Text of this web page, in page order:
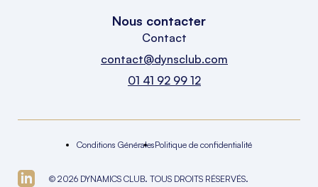
Nous contacter
Contact
contact@dynsclub.com
01 41 92 99 12
© 2026 DYNAMICS CLUB. TOUS DROITS RÉSERVÉS.
Conditions GénéralesPolitique de confidentialité